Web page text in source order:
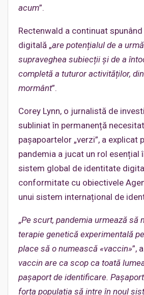
acum”.
Rectenwald a continuat
digitală „are potențialul de a
supraveghea subiecții și de a
completă a tuturor activităților,
mormânt”.
Corey Lynn, o jurnalistă de
subliniat în permanență
pașapoartelor „verzi”, a explicat
pandemia a jucat un rol esențial
sistem global de identitate
conformitate cu obiectivele
unui sistem internațional de
„Pe scurt, pandemia urmează să
terapie genetică experimentală
place să o numească «vaccin»”,
vaccin are ca scop ca toată
pașaport de identificare.
forța populația să intre în noul